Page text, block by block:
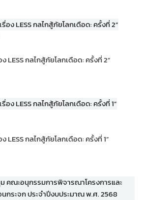
LESS กลไกสู้ภัยโลกเดือด: ครั้งที่ 2”
LESS กลไกสู้ภัยโลกเดือด: ครั้งที่ 1”